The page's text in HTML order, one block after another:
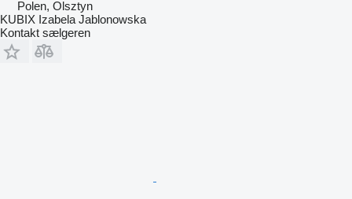
Polen, Olsztyn
KUBIX Izabela Jablonowska
Kontakt sælgeren